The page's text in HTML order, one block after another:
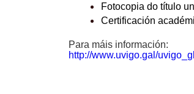
Fotocopia do título
Certificación
Para máis información:
http://www.uvigo.gal/